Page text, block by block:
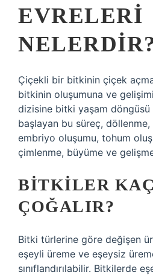
EVRELERI
Çiçekli bir bitkinin çiçek
bitkinin oluşumuna ve
dizisine bitki yaşam döngüsü
başlayan bu süreç,
embriyo oluşumu, tohum
çimlenme, büyüme ve
BITKILER
ÇOĞALIR?
Bitki türlerine göre değişen
eşeyli üreme ve eşeysiz
sınıflandırılabilir. Bitkilerde